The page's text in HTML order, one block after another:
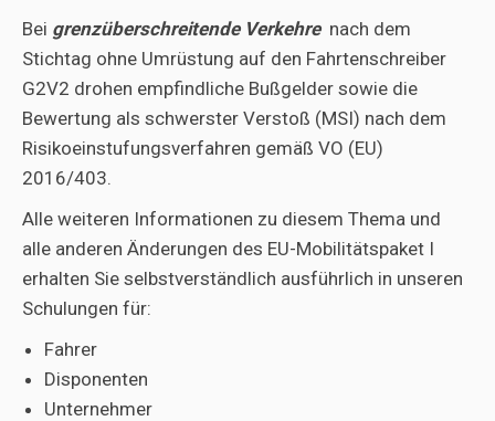
Bei grenzüberschreitende Verkehre nach dem
Stichtag ohne Umrüstung auf den Fahrtenschreiber
G2V2 drohen empfindliche Bußgelder sowie die
Bewertung als schwerster Verstoß (MSI) nach dem
Risikoeinstufungsverfahren gemäß VO (EU)
2016/403.
Alle weiteren Informationen zu diesem Thema und
alle anderen Änderungen des EU-Mobilitätspaket I
erhalten Sie selbstverständlich ausführlich in unseren
Schulungen für:
Fahrer
Disponenten
Unternehmer